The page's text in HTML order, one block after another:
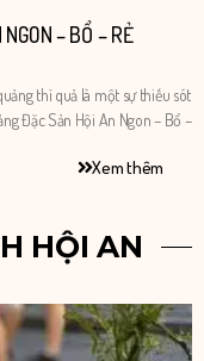
– BỔ – RẺ
thì quả là một sự thiếu sót
Đặc Sản Hội An Ngon – Bổ –
Xem thêm
HỘI AN